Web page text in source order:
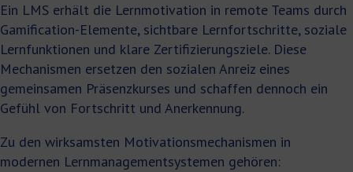
Ein LMS erhält die Lernmotivation in remote Teams durch
Gamification-Elemente, sichtbare Lernfortschritte, soziale
Lernfunktionen und klare Zertifizierungsziele. Diese
Mechanismen ersetzen den sozialen Anreiz eines
gemeinsamen Präsenzkurses und schaffen dennoch ein
Gefühl von Fortschritt und Anerkennung.
Zu den wirksamsten Motivationsmechanismen in
modernen Lernmanagementsystemen gehören: